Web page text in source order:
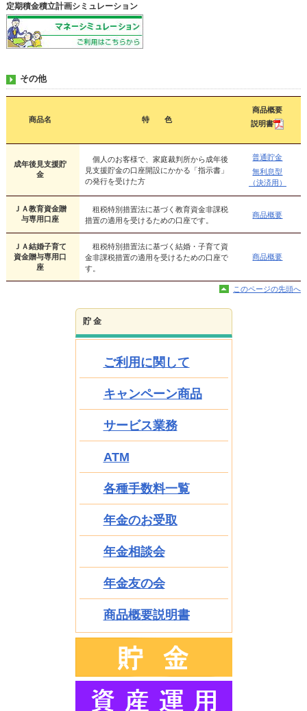
定期積金積立計画シミュレーション
その他
商品名 特 色
商品概要
説明書
成年後見支援貯
金
個人のお客様で、家庭裁判所から成年後
見支援貯金の口座開設にかかる「指示書」
の発行を受けた方
普通貯金
無利息型
（決済用）
ＪＡ教育資金贈
与専用口座
租税特別措置法に基づく教育資金非課税
措置の適用を受けるための口座です。
商品概要
ＪＡ結婚子育て
資金贈与専用口
座
租税特別措置法に基づく結婚・子育て資
金非課税措置の適用を受けるための口座で
す。
商品概要
このページの先頭へ
貯 金
ご利用に関して
キャンペーン商品
サービス業務
ATM
各種手数料一覧
年金のお受取
年金相談会
年金友の会
商品概要説明書